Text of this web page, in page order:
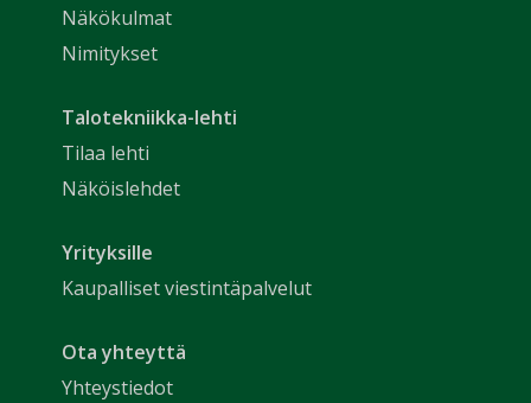
Näkökulmat
Nimitykset
Talotekniikka-lehti
Tilaa lehti
Näköislehdet
Yrityksille
Kaupalliset viestintäpalvelut
Ota yhteyttä
Yhteystiedot